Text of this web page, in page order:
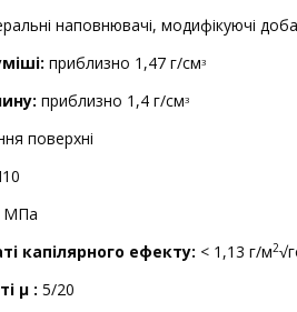
наповнювачі, модифікуючі
приблизно 1,47 г/см3
приблизно 1,4 г/см3
поверхні
МПа
капілярного ефекту: < 1,13 г/м2
μ : 5/20